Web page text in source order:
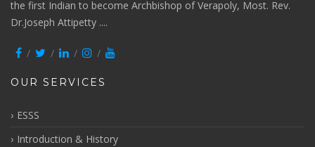
the first Indian to become Archbishop of Verapoly, Most. Rev.
Dr.Joseph Attipetty ....
OUR SERVICES
ESSS
Introduction & History